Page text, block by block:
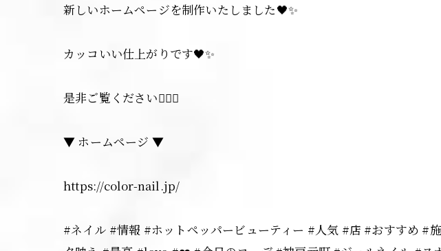
新しいホームページを制作いたしました🖤✨
カッコいい仕上がりです🖤✨
是非ご覧ください🙇‍♀️✨
▼ ホームページ ▼
https://color-nail.jp/
#ネイル #情報 #ホットペッパービューティー #人気 #店 #おすすめ